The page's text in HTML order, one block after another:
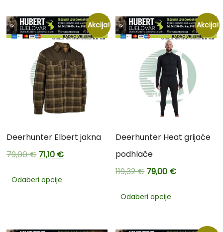
Akcija!
Deerhunter Elbert jakna
79,00€71,10 €
Odaberi opcije
Akcija!
Deerhunter Heat grijaće
podhlače
119,32€79,00 €
Odaberi opcije